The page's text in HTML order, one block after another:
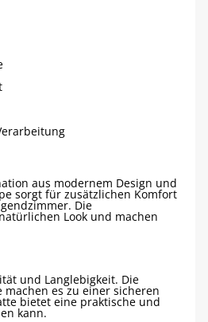
aus modernem Design und
sorgt für zusätzlichen Komfort
Die
Look und machen
und Langlebigkeit. Die
es zu einer sicheren
bietet eine praktische und
kann.